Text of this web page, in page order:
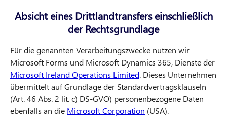
Absicht eines Drittlandtransfers einschließlich
der Rechtsgrundlage
Für die genannten Verarbeitungszwecke nutzen wir
Microsoft Forms und Microsoft Dynamics 365, Dienste der
Microsoft Ireland Operations Limited. Dieses Unternehmen
übermittelt auf Grundlage der Standardvertragsklauseln
(Art. 46 Abs. 2 lit. c) DS-GVO) personenbezogene Daten
ebenfalls an die Microsoft Corporation (USA).